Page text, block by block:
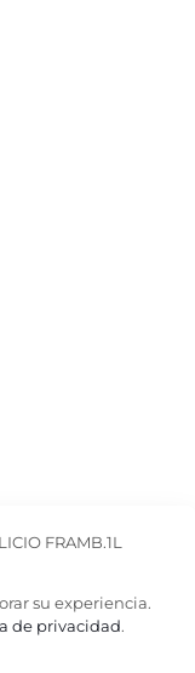
su experiencia.
de privacidad.